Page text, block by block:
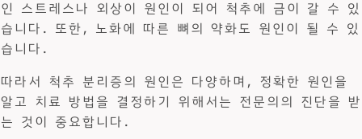
인 스트레스나 외상이 원인이 되어 척추에 금이 갈 수 있
습니다. 또한, 노화에 따른 뼈의 약화도 원인이 될 수 있
습니다.
따라서 척추 분리증의 원인은 다양하며, 정확한 원인을
알고 치료 방법을 결정하기 위해서는 전문의의 진단을 받
는 것이 중요합니다.